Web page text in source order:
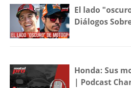
El lado
Diálogos
Honda: Sus
| Podcast